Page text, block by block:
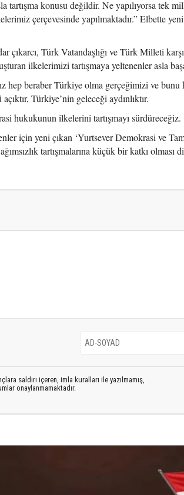
tartışma konusu değildir. Ne yapılıyorsa tek
çerçevesinde yapılmaktadır.” Elbette yeni
Türk Vatandaşlığı ve Türk Milleti
ilkelerimizi tartışmaya yeltenenler asla
hep beraber Türkiye olma gerçeğimizi ve bunu
Türkiye’nin geleceği aydınlıktır.
hukukunun ilkelerini tartışmayı sürdüreceğiz.
için yeni çıkan ‘Yurtsever Demokrasi ve Tam
tartışmalarına küçük bir katkı olması
saldırı içeren, imla kuralları ile yazılmamış,
onaylanmamaktadır.